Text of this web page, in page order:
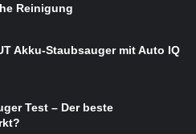
Reinigung
Akku-Staubsauger mit Auto IQ
Test – Der beste